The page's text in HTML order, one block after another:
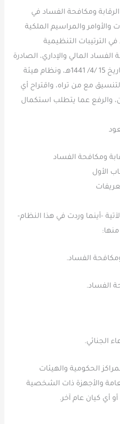
ومكافحة الفساد في
والأوامر والمراسيم الملكية
في الترتيبات التنظيمية
المالي والإداري، الصادرة
بالأمر الملكي رقم (أ/277) وتاريخ 15 /4/ 1441هـ، ونظام هيئة
مع من تراه، واقتراح أي
والرفع عما يتطلب استكمال
ومكافحة الفساد
الأول
-أينما وردت في هذا النظام-
الفساد.
الفساد.
الجنائي.
الحكومية والهيئات
والأجهزة ذات الشخصية
أو أي كيان عام آخر.